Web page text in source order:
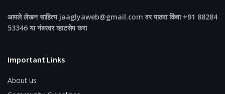
आपले लेखन साहित्य jaaglyaweb@gmail.com वर पाठवा किंवा +91 88284
53346 या नंबरवर व्हाटसेप करा
Important Links
About us